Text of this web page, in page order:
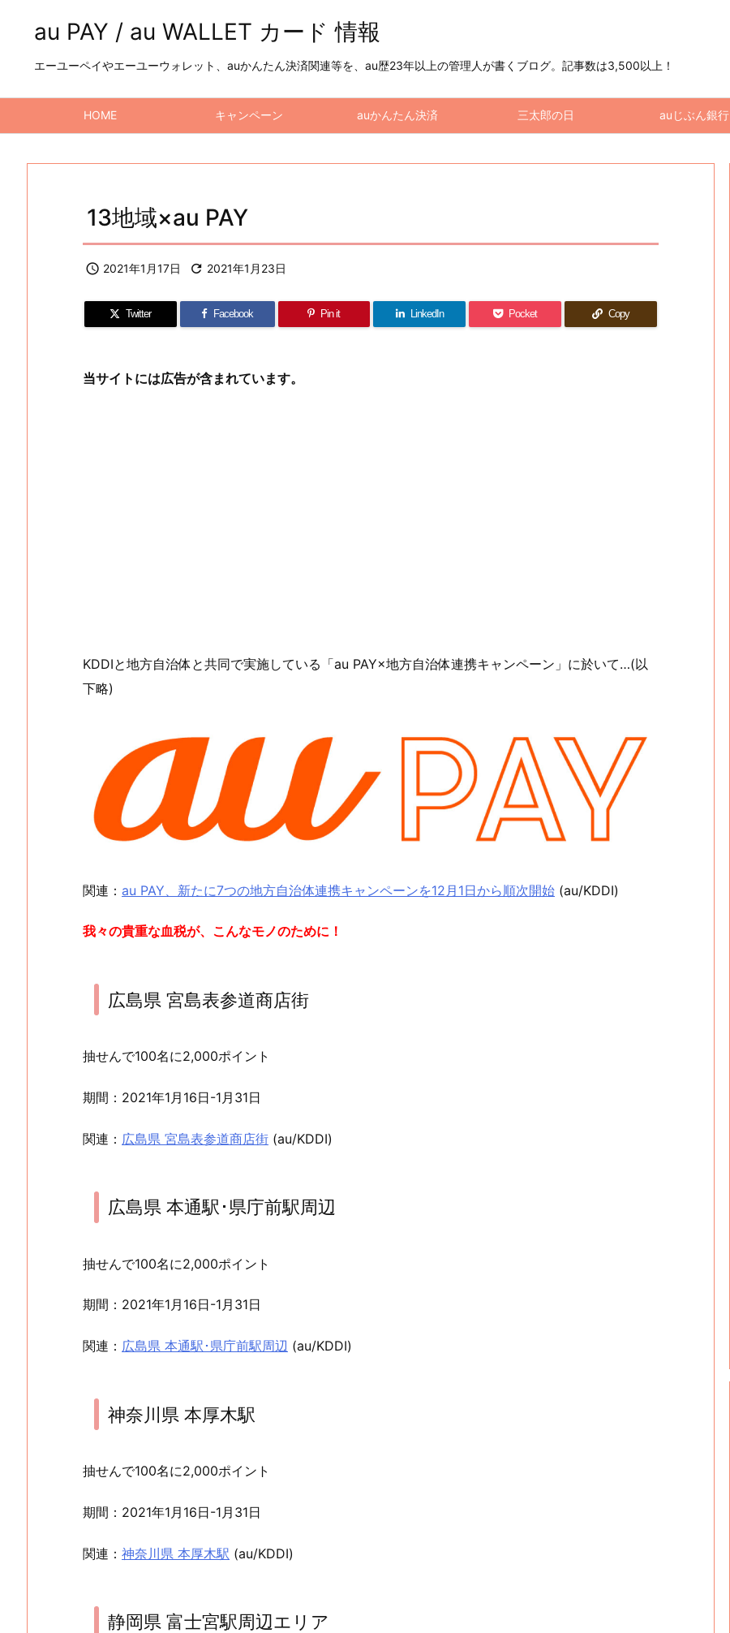
au PAY / au WALLET カード 情報
エーユーペイやエーユーウォレット、auかんたん決済関連等を、au歴23年以上の管理人が書くブログ。記事数は3,500以上！
HOME キャンペーン auかんたん決済 三太郎の日 auじぶん銀行
13地域×au PAY
 2021年1月17日  2021年1月23日
Twitter Facebook Pin it LinkedIn Pocket Copy
当サイトには広告が含まれています。
KDDIと地方自治体と共同で実施している「au PAY×地方自治体連携キャンペーン」に於いて…(以
下略)
関連： au PAY、新たに7つの地方自治体連携キャンペーンを12月1日から順次開始 (au/KDDI)
我々の貴重な血税が、こんなモノのために！
広島県 宮島表参道商店街
抽せんで100名に2,000ポイント
期間：2021年1月16日-1月31日
関連： 広島県 宮島表参道商店街 (au/KDDI)
広島県 本通駅･県庁前駅周辺
抽せんで100名に2,000ポイント
期間：2021年1月16日-1月31日
関連： 広島県 本通駅･県庁前駅周辺 (au/KDDI)
神奈川県 本厚木駅
抽せんで100名に2,000ポイント
期間：2021年1月16日-1月31日
関連： 神奈川県 本厚木駅 (au/KDDI)
静岡県 富士宮駅周辺エリア